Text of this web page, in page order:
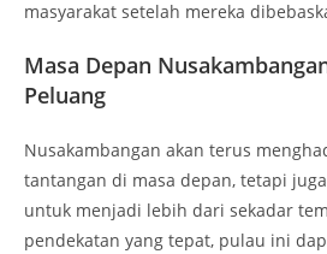
masyarakat setelah mereka
Masa Depan
Peluang
Nusakambangan akan terus
tantangan di masa depan, tetapi
untuk menjadi lebih dari sekadar
pendekatan yang tepat, pulau ini